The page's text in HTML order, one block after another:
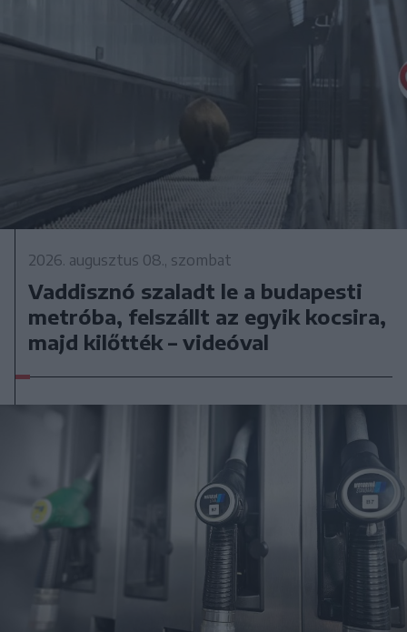
2026. augusztus 08., szombat
Vaddisznó szaladt le a budapesti
metróba, felszállt az egyik kocsira,
majd kilőtték – videóval